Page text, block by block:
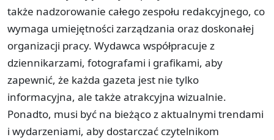
także nadzorowanie całego zespołu redakcyjnego, co
wymaga umiejętności zarządzania oraz doskonałej
organizacji pracy. Wydawca współpracuje z
dziennikarzami, fotografami i grafikami, aby
zapewnić, że każda gazeta jest nie tylko
informacyjna, ale także atrakcyjna wizualnie.
Ponadto, musi być na bieżąco z aktualnymi trendami
i wydarzeniami, aby dostarczać czytelnikom